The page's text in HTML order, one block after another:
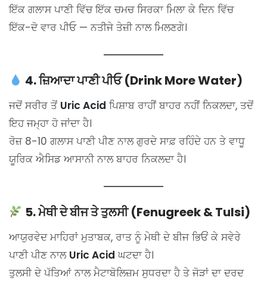
ਇੱਕ ਗਲਾਸ ਪਾਣੀ ਵਿੱਚ ਇੱਕ ਚਮਚ ਸਿਰਕਾ ਮਿਲਾ ਕੇ ਦਿਨ ਵਿੱਚ
ਇੱਕ-ਦੋ ਵਾਰ ਪੀਓ — ਨਤੀਜੇ ਤੇਜ਼ੀ ਨਾਲ ਮਿਲਣਗੇ।
4. ਜ਼ਿਆਦਾ ਪਾਣੀ ਪੀਓ (Drink More Water)
ਜਦੋਂ ਸਰੀਰ ਤੋਂ Uric Acid ਪਿਸ਼ਾਬ ਰਾਹੀਂ ਬਾਹਰ ਨਹੀਂ ਨਿਕਲਦਾ, ਤਦੋਂ
ਇਹ ਜਮ੍ਹਾ ਹੋ ਜਾਂਦਾ ਹੈ।
ਰੋਜ਼ 8-10 ਗਲਾਸ ਪਾਣੀ ਪੀਣ ਨਾਲ ਗੁਰਦੇ ਸਾਫ਼ ਰਹਿੰਦੇ ਹਨ ਤੇ ਵਾਧੂ
ਯੂਰਿਕ ਐਸਿਡ ਆਸਾਨੀ ਨਾਲ ਬਾਹਰ ਨਿਕਲਦਾ ਹੈ।
5. ਮੇਥੀ ਦੇ ਬੀਜ ਤੇ ਤੁਲਸੀ (Fenugreek & Tulsi)
ਆਯੁਰਵੇਦ ਮਾਹਿਰਾਂ ਮੁਤਾਬਕ, ਰਾਤ ਨੂੰ ਮੇਥੀ ਦੇ ਬੀਜ ਭਿਓਂ ਕੇ ਸਵੇਰੇ
ਪਾਣੀ ਪੀਣ ਨਾਲ Uric Acid ਘਟਦਾ ਹੈ।
ਤੁਲਸੀ ਦੇ ਪੱਤਿਆਂ ਨਾਲ ਮੈਟਾਬੋਲਿਜ਼ਮ ਸੁਧਰਦਾ ਹੈ ਤੇ ਜੋੜਾਂ ਦਾ ਦਰਦ